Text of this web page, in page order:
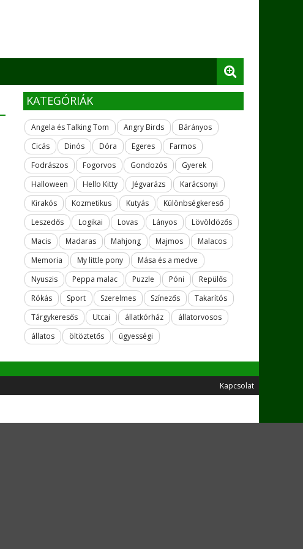
KATEGÓRIÁK
Angela és Talking Tom Angry Birds
Bárányos
Cicás
Dinós Dóra Egeres
Farmos
Fodrászos
Fogorvos Gondozós
Gyerek
Halloween
Hello Kitty Jégvarázs
Karácsonyi
Kirakós
Kozmetikus Kutyás
Különbségkereső
Leszedős
Logikai Lovas Lányos
Lövöldözős
Macis
Madaras Mahjong Majmos
Malacos
Memoria
My little pony
Mása és a medve
Nyuszis
Peppa malac Puzzle Póni
Repülős
Rókás
Sport Szerelmes Színezős
Takarítós
Tárgykeresős
Utcai állatkórház
állatorvosos
állatos
öltöztetős ügyességi
Kapcsolat